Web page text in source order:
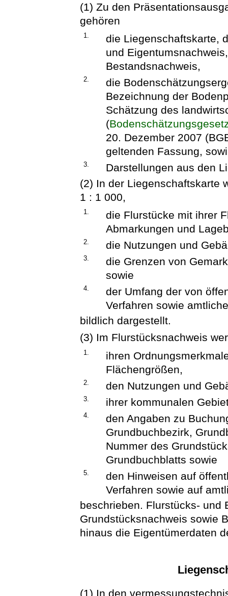
(1) Zu den
gehören
1.
die Liegenschaftskarte,
und
Bestandsnachweis,
2.
die
Bezeichnung der
Schätzung des
(
20. Dezember 2007
geltenden Fassung,
3.
Darstellungen aus den
(2) In der Liegenschaftskarte
1 : 1 000,
1.
die Flurstücke mit ihrer
Abmarkungen und
2. die Nutzungen und
3.
die Grenzen von
sowie
4.
der Umfang der von
Verfahren sowie
bildlich dargestellt.
(3) Im Flurstücksnachweis
1.
ihren
Flächengrößen,
2. den Nutzungen und
3. ihrer kommunalen
4.
den Angaben zu
Grundbuchbezirk,
Nummer des
Grundbuchblatts sowie
5.
den Hinweisen auf
Verfahren sowie auf
beschrieben. Flurstücks- und
Grundstücksnachweis sowie
hinaus die Eigentümerdaten
(1) In den